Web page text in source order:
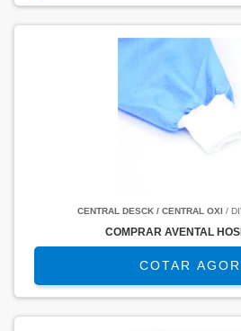
CENTRAL DESCK / CENTRAL OXI/
COMPRAR AVENTAL
COTAR